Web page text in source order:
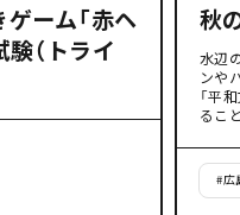
ーム「赤ヘ
（トライ
秋
水辺
ンや
「平
るこ
#広